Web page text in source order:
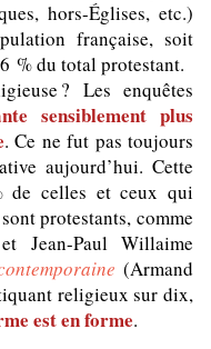
hors-Églises, etc.)
française, soit
% du total protestant.
? Les enquêtes
sensiblement plus
. Ce ne fut pas toujours
aujourd’hui. Cette
de celles et ceux qui
protestants, comme
Jean-Paul Willaime
(Armand
religieux sur dix,
est en forme.